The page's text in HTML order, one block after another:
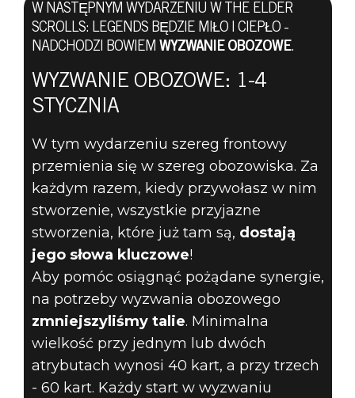
The Elder Scrolls: Legends
PODCZAS
WYZWANIA
OBOZOWEGO 1
STYCZNIA
ISKRY BĘDĄ
LECIAŁY!
W NASTĘPNYM WYDARZENIU W THE ELDER
SCROLLS: LEGENDS BĘDZIE MIŁO I CIEPŁO -
NADCHODZI BOWIEM WYZWANIE OBOZOWE.
WYZWANIE OBOZOWE: 1-4
STYCZNIA
W tym wydarzeniu szereg frontowy
przemienia się w szereg obozowiska. Za
każdym razem, kiedy przywołasz w nim
stworzenie, wszystkie przyjazne
stworzenia, które już tam są, dostają
jego słowa kluczowe!
Aby pomóc osiągnąć pożądane synergie,
na potrzeby wyzwania obozowego
zmniejszyliśmy talie. Minimalna
wielkość przy jednym lub dwóch
atrybutach wynosi 40 kart, a przy trzech
- 60 kart. Każdy start w wyzwaniu